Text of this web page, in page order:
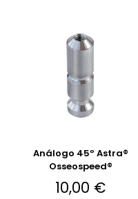
Análogo 45º Astra®
Osseospeed®
10,00 €